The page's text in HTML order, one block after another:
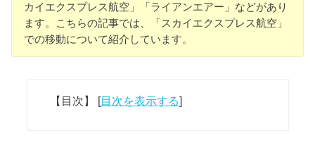
カイエクスプレス航空」「ライアンエアー」などがあり
ます。こちらの記事では、「スカイエクスプレス航空」
での移動について紹介しています。
【目次】 [目次を表示する]